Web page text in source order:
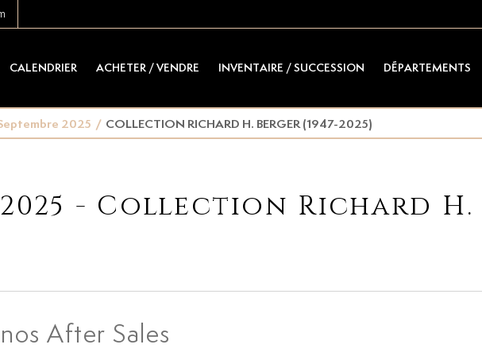
CALENDRIER ACHETER / VENDRE INVENTAIRE / SUCCESSION DÉPARTEMENTS
2025 / COLLECTION RICHARD H. BERGER (1947-2025)
- Collection Richard H.
After Sales